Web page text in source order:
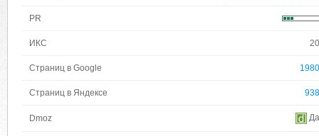
PR
ИКС 20
Страниц в Google 1980
Страниц в Яндексе 938
Dmoz Да